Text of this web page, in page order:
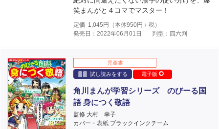
笑まんがと４コマでマスター！
定価 1,045 円（本体950円＋税）
発売日：2022年06月01日
判型：四六判
児童書
試し読みをする
電子版
角川まんが学習シリーズ のびーる国
語 身につく敬語
監修 大村 幸子
カバー・表紙 ブラックインクチーム